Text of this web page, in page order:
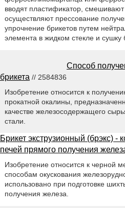
вводят пластификатор, смешивают
осуществляют прессование
упрочнение брикетов путем
элемента в жидком стекле и сушку
Способ
брикета // 2584836
Изобретение относится к
прокатной окалины,
качестве железосодержащего
стали.
Брикет экструзионный (брэкс)
печей прямого получения
Изобретение относится к черной
способам окускования
использовано при подготовке
получения железа.